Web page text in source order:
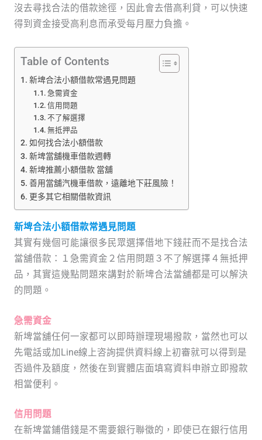
沒去尋找合法的借款途徑，因此會去借高利貸，可以快速
得到資金接受高利息而承受每月壓力負擔。
Table of Contents
新埤合法小額借款常遇見問題
急需資金
信用問題
不了解選擇
無抵押品
如何找合法小額借款
新埤當舖機車借款週轉
新埤推薦小額借款 當舖
善用當舖汽機車借款，遠離地下莊風險！
更多其它相關借款資訊
新埤合法小額借款常遇見問題
其實有幾個可能讓很多民眾選擇借地下錢莊而不是找合法
當舖借款：１急需資金２信用問題３不了解選擇４無抵押
品，其實這幾點問題來講對於新埤合法當舖都是可以解決
的問題。
急需資金
新埤當舖任何一家都可以即時辦理現場撥款，當然也可以
先電話或加Line線上咨詢提供資料線上初審就可以得到是
否過件及額度，然後在到實體店面填寫資料申辦立即撥款
相當便利。
信用問題
在新埤當鋪借錢是不需要銀行聯徵的，即使已在銀行信用